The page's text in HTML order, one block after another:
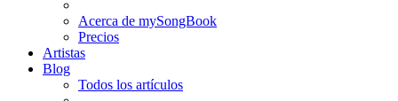
Acerca de mySongBook
Precios
Artistas
Blog
Todos los artículos